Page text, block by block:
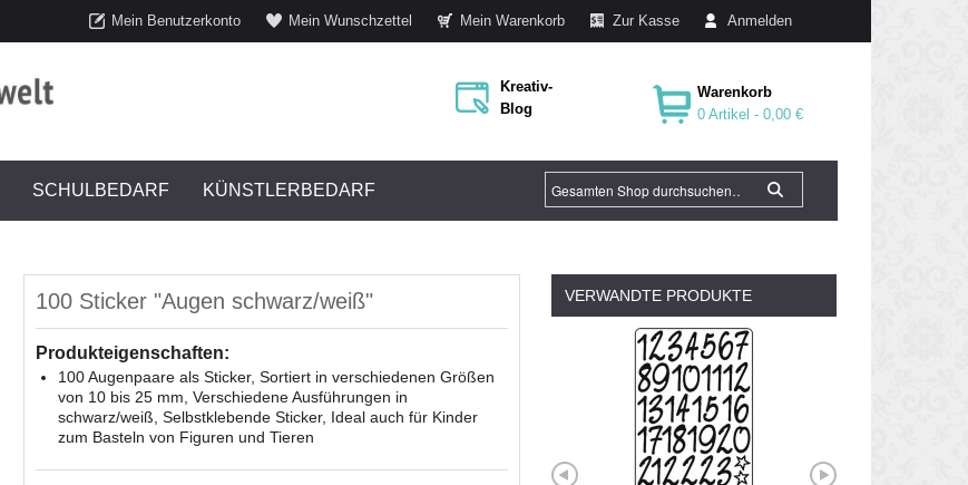
Mein Benutzerkonto Mein Wunschzettel Mein Warenkorb Zur Kasse Anmelden
Kreativ-
Blog
Warenkorb
0 Artikel -0,00 €
SCHULBEDARF KÜNSTLERBEDARF
100 Sticker "Augen schwarz/weiß"
Produkteigenschaften:
100 Augenpaare als Sticker, Sortiert in verschiedenen Größen
von 10 bis 25 mm, Verschiedene Ausführungen in
schwarz/weiß, Selbstklebende Sticker, Ideal auch für Kinder
zum Basteln von Figuren und Tieren
VERWANDTE PRODUKTE